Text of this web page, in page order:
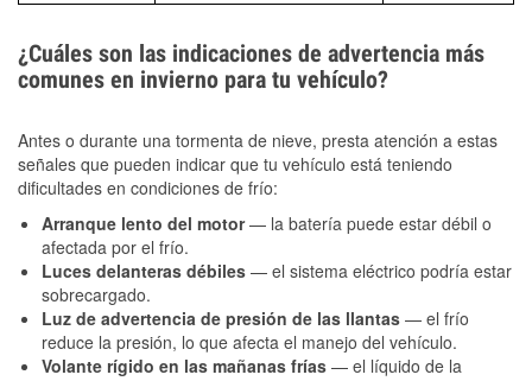
¿Cuáles son las indicaciones de advertencia más
comunes en invierno para tu vehículo?
Antes o durante una tormenta de nieve, presta atención a estas
señales que pueden indicar que tu vehículo está teniendo
dificultades en condiciones de frío:
Arranque lento del motor— la batería puede estar débil o
afectada por el frío.
Luces delanteras débiles — el sistema eléctrico podría estar
sobrecargado.
Luz de advertencia de presión de las llantas — el frío
reduce la presión, lo que afecta el manejo del vehículo.
Volante rígido en las mañanas frías — el líquido de la